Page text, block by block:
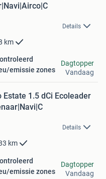
Details
km
emissie zones
Dagtopper
Vandaag
Estate 1.5 dCi Ecoleader
Details
km
emissie zones
Dagtopper
Vandaag